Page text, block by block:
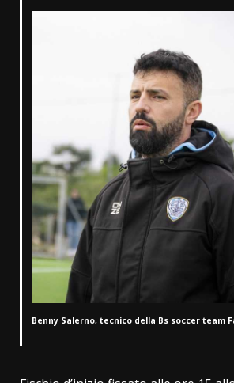
Benny Salerno, tecnico della Bs soccer team